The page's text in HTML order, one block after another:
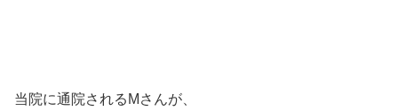
当院に通院されるMさんが、